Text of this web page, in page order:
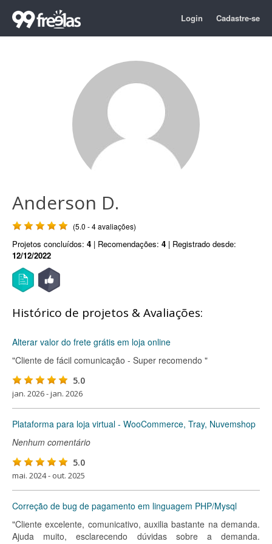
Login Cadastre-se
Anderson D.
(5.0 - 4 avaliações)
Projetos concluídos: 4 | Recomendações: 4 | Registrado desde:
12/12/2022
Histórico de projetos & Avaliações:
Alterar valor do frete grátis em loja online
"Cliente de fácil comunicação - Super recomendo "
5.0
jan. 2026 - jan. 2026
Plataforma para loja virtual - WooCommerce, Tray, Nuvemshop
Nenhum comentário
5.0
mai. 2024 - out. 2025
Correção de bug de pagamento em linguagem PHP/Mysql
"Cliente excelente, comunicativo, auxilia bastante na demanda.
Ajuda muito, esclarecendo dúvidas sobre a demanda.